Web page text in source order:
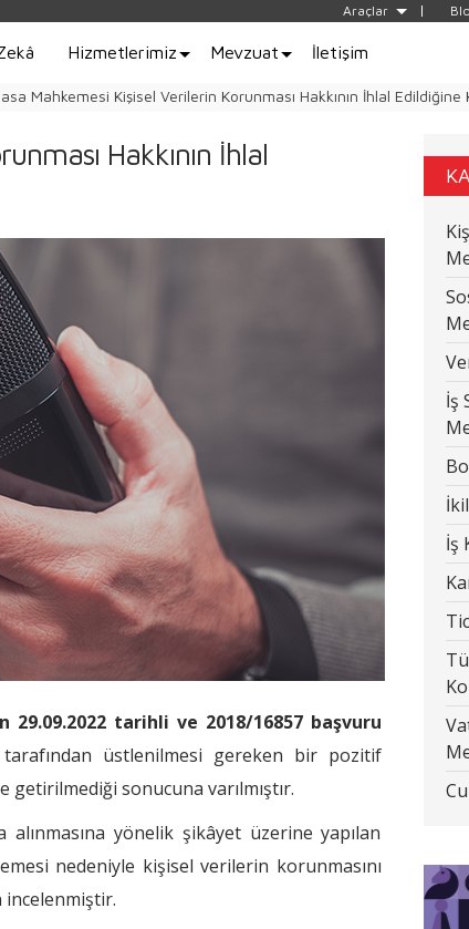
Araçlar
Hizmetlerimiz Mevzuat İletişim
Mahkemesi Kişisel Verilerin Korunması Hakkının İhlal Edildiğine
Hakkının İhlal
29.09.2022 tarihli ve 2018/16857 başvuru
üstlenilmesi gereken bir pozitif
sonucuna varılmıştır.
yönelik şikâyet üzerine yapılan
nedeniyle kişisel verilerin korunmasını
incelenmiştir.
İş
İş